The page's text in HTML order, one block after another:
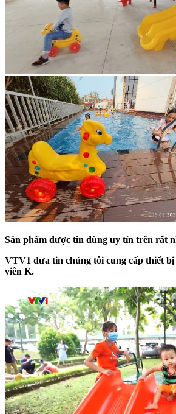
Sản phẩm được tin dùng uy tín trên rất
VTV1 đưa tin chúng tôi cung cấp thiết bị
viên K.